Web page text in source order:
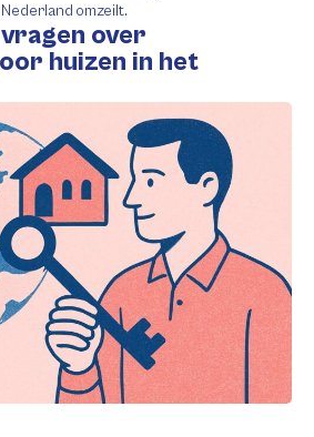
omzeilt.
over
huizen in het